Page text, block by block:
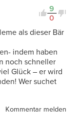
9
0
als dieser Bär
indem haben
noch schneller
Glück – er wird
Wer suchet
Kommentar melden